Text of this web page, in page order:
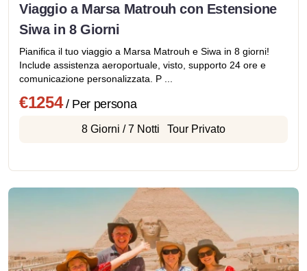
Viaggio a Marsa Matrouh con Estensione
Siwa in 8 Giorni
Pianifica il tuo viaggio a Marsa Matrouh e Siwa in 8 giorni!
Include assistenza aeroportuale, visto, supporto 24 ore e
comunicazione personalizzata. P ...
€1254/ Per persona
8 Giorni / 7 Notti Tour Privato